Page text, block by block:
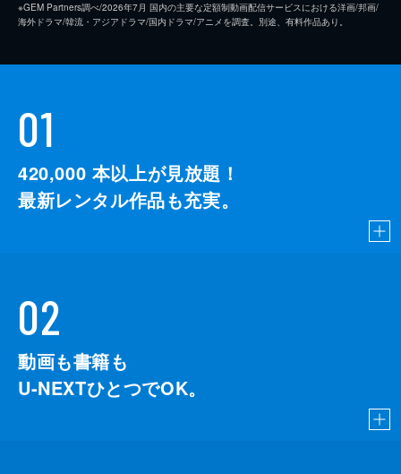
※GEM Partners調べ/2026年7⽉ 国内の主要な定額制動画配信サービスにおける洋画/邦画/
海外ドラマ/韓流・アジアドラマ/国内ドラマ/アニメを調査。別途、有料作品あり。
01
420,000 本以上が見放題！
最新レンタル作品も充実。
02
動画も書籍も
U-NEXTひとつでOK。